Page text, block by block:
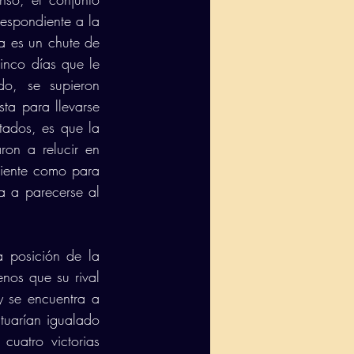
a la
es un chute de
días que le
se supieron
para llevarse
es que la
a relucir en
como para
a parecerse al
posición de la
que su rival
encuentra a
igualado
victorias